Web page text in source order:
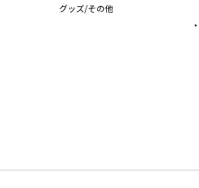
グッズ/その他